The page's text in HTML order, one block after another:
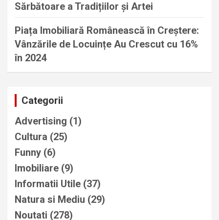
Sărbătoare a Tradițiilor și Artei
Piața Imobiliară Românească în Creștere:
Vânzările de Locuințe Au Crescut cu 16%
în 2024
Categorii
Advertising (1)
Cultura (25)
Funny (6)
Imobiliare (9)
Informatii Utile (37)
Natura si Mediu (29)
Noutati (278)